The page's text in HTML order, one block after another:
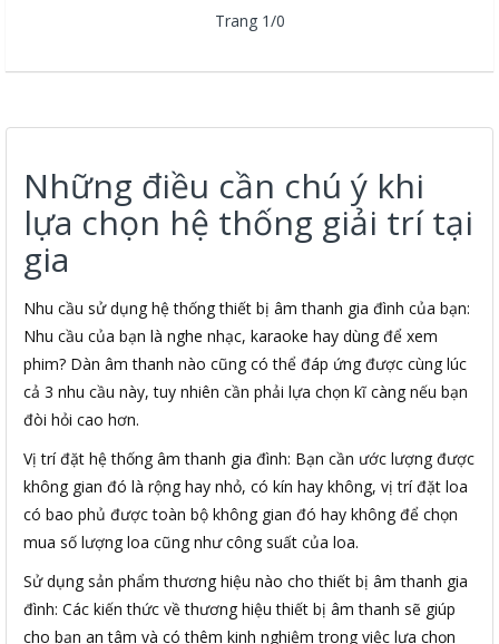
Trang 1/0
Những điều cần chú ý khi
lựa chọn hệ thống giải trí tại
gia
Nhu cầu sử dụng hệ thống thiết bị âm thanh gia đình của bạn:
Nhu cầu của bạn là nghe nhạc, karaoke hay dùng để xem
phim? Dàn âm thanh nào cũng có thể đáp ứng được cùng lúc
cả 3 nhu cầu này, tuy nhiên cần phải lựa chọn kĩ càng nếu bạn
đòi hỏi cao hơn.
Vị trí đặt hệ thống âm thanh gia đình: Bạn cần ước lượng được
không gian đó là rộng hay nhỏ, có kín hay không, vị trí đặt loa
có bao phủ được toàn bộ không gian đó hay không để chọn
mua số lượng loa cũng như công suất của loa.
Sử dụng sản phẩm thương hiệu nào cho thiết bị âm thanh gia
đình: Các kiến thức về thương hiệu thiết bị âm thanh sẽ giúp
cho bạn an tâm và có thêm kinh nghiệm trong việc lựa chọn